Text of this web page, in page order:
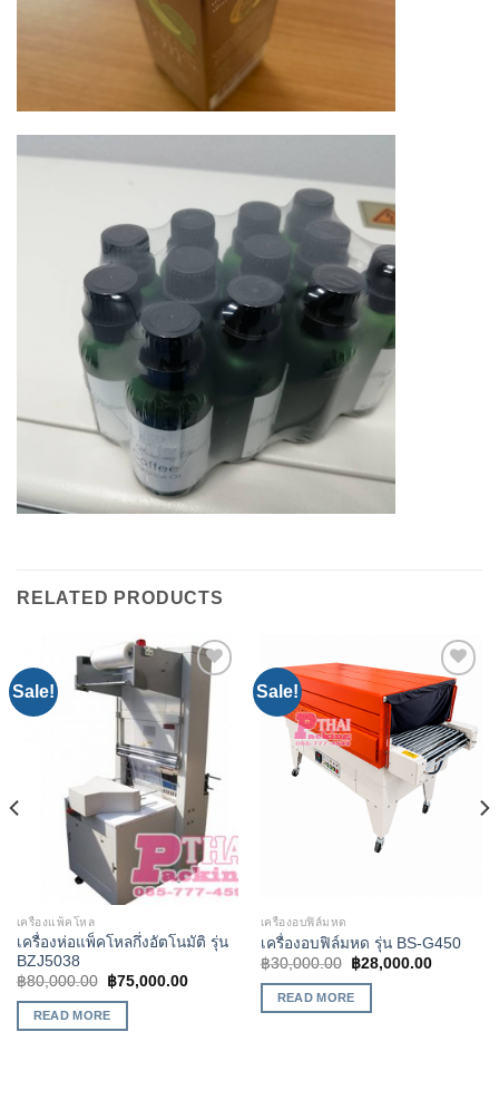
RELATED PRODUCTS
Sale!
Add to
Wishlist
เครื่องแพ็คโหล
เครื่องห่อแพ็คโหลกึ่งอัตโนมัติ รุ่น
BZJ5038
฿80,000.00 ฿75,000.00
READ MORE
Sale!
Add to
Wishlist
เครื่องอบฟิล์มหด
เครื่องอบฟิล์มหด รุ่น BS-G450
฿30,000.00 ฿28,000.00
READ MORE